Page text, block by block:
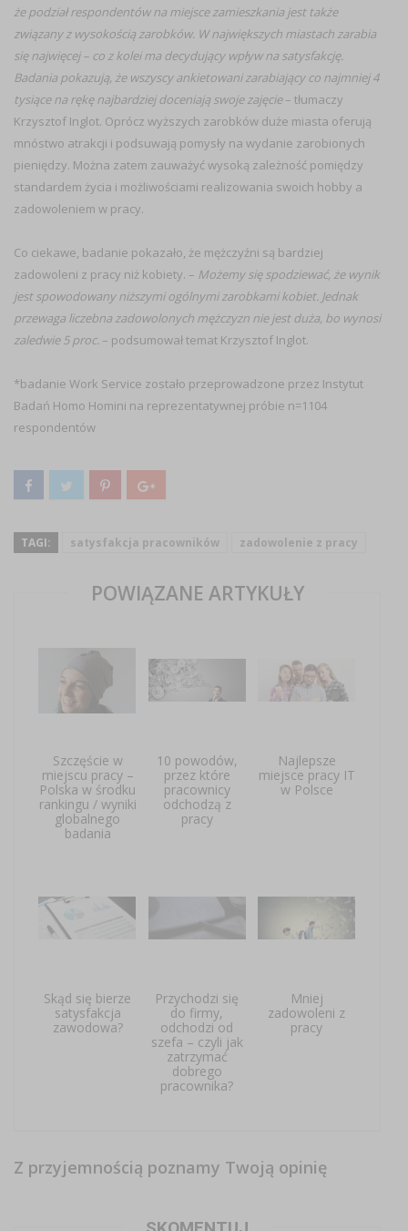
że podział respondentów na miejsce zamieszkania jest także
związany z wysokością zarobków. W największych miastach zarabia
się najwięcej – co z kolei ma decydujący wpływ na satysfakcję.
Badania pokazują, że wszyscy ankietowani zarabiającyco najmniej 4
tysiące na rękę najbardziej doceniają swoje zajęcie– tłumaczy
Krzysztof Inglot. Oprócz wyższych zarobków duże miasta oferują
mnóstwo atrakcji i podsuwają pomysły na wydanie zarobionych
pieniędzy. Można zatem zauważyć wysoką zależność pomiędzy
standardem życia i możliwościami realizowania swoich hobby a
zadowoleniem w pracy.
Co ciekawe, badanie pokazało, że mężczyźni są bardziej
zadowoleni z pracy niż kobiety. – Możemy się spodziewać, że wynik
jest spowodowany niższymi ogólnymi zarobkami kobiet. Jednak
przewaga liczebna zadowolonych mężczyzn nie jest duża, bo wynosi
zaledwie 5 proc. – podsumował temat Krzysztof Inglot.
*badanie Work Service zostało przeprowadzone przez Instytut
Badań Homo Homini na reprezentatywnej próbie n=1104
respondentów
TAGI: satysfakcja pracowników zadowolenie z pracy
POWIĄZANE ARTYKUŁY
Szczęście w
miejscu pracy –
Polska w środku
rankingu / wyniki
globalnego
badania
10 powodów,
przez które
pracownicy
odchodzą z
pracy
Najlepsze
miejsce pracy IT
w Polsce
Skąd się bierze
satysfakcja
zawodowa?
Przychodzi się
do firmy,
odchodzi od
szefa – czyli jak
zatrzymać
dobrego
pracownika?
Mniej
zadowoleni z
pracy
Z przyjemnością poznamy Twoją opinię